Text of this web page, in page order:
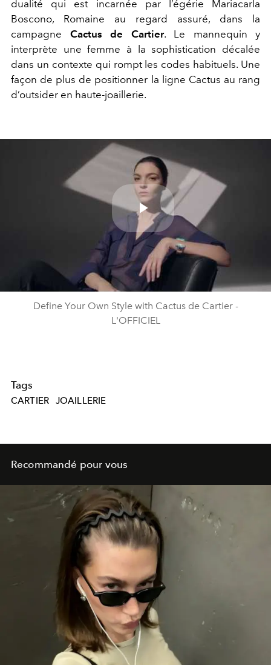
dualité qui est incarnée par l’égérie Mariacarla
Boscono, Romaine au regard assuré, dans la
campagne Cactus de Cartier. Le mannequin y
interprète une femme à la sophistication décalée
dans un contexte qui rompt les codes habituels. Une
façon de plus de positionner la ligne Cactus au rang
d’outsider en haute-joaillerie.
Play
Video
Define Your Own Style with Cactus de Cartier -
L'OFFICIEL
Tags
CARTIER JOAILLERIE
Recommandé pour vous